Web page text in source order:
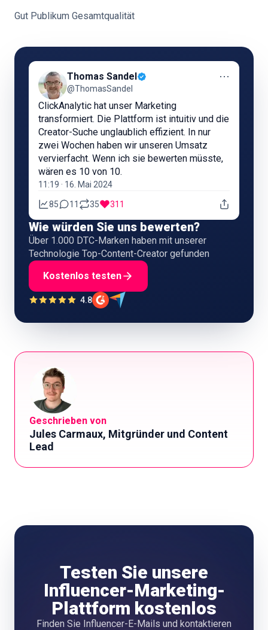
Gut Publikum Gesamtqualität
Thomas Sandel
@ThomasSandel
⋯
ClickAnalytic hat unser Marketing
transformiert. Die Plattform ist intuitiv und die
Creator-Suche unglaublich effizient. In nur
zwei Wochen haben wir unseren Umsatz
vervierfacht. Wenn ich sie bewerten müsste,
wären es 10 von 10.
11:19 · 16. Mai 2024
85 11 35 311
Wie würden Sie uns bewerten?
Über 1.000 DTC-Marken haben mit unserer
Technologie Top-Content-Creator gefunden
Kostenlos testen
4.8
Geschrieben von
Jules Carmaux, Mitgründer und Content
Lead
Testen Sie unsere
Influencer-Marketing-
Plattform kostenlos
Finden Sie Influencer-E-Mails und kontaktieren